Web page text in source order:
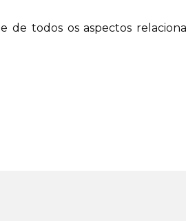
de todos os aspectos